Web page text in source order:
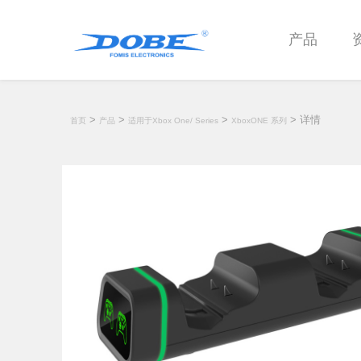
产品
首页 > 产品 > 适用于Xbox One/ Series > XboxONE 系列 > 详情